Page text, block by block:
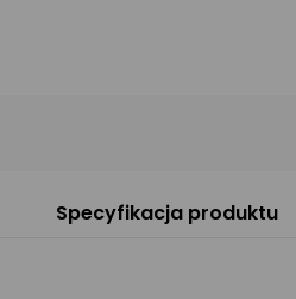
Specyfikacja produktu